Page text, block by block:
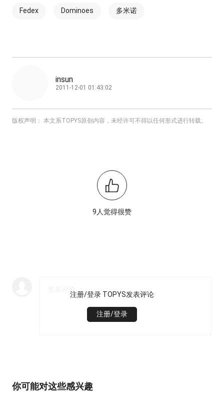
Fedex Dominoes 多米诺
insun
2011-12-01 01:43:02
版权声明： 本文系TOPYS原创内容，未经许可不得以任何形式进行转载。
9人觉得很赞
注册/登录 TOPYS发表评论
注册/登录
你可能对这些感兴趣